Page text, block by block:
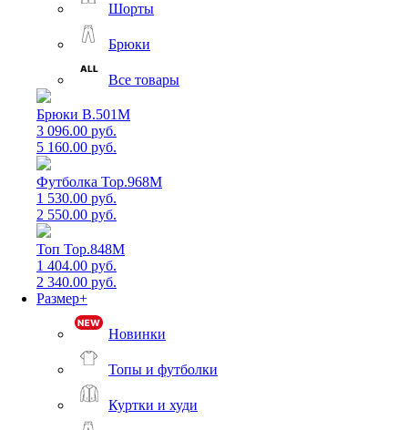
Шорты
Брюки
Все товары
Брюки B.501M
3 096.00 руб.
5 160.00 руб.
Футболка Top.968M
1 530.00 руб.
2 550.00 руб.
Топ Top.848M
1 404.00 руб.
2 340.00 руб.
Размер+
Новинки
Топы и футболки
Куртки и худи